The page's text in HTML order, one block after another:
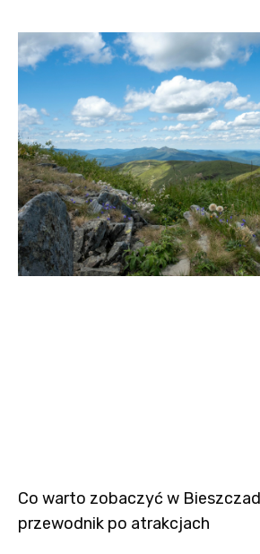
Co warto zobaczyć w
przewodnik po atrakcjach